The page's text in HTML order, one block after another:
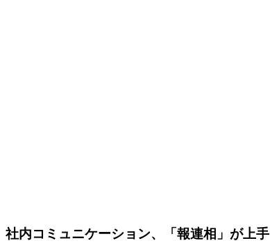
社内コミュニケーション、「報連相」が上手